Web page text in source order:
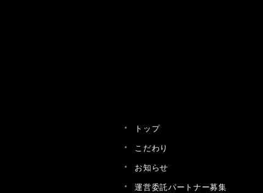
トップ
こだわり
お知らせ
運営委託パートナー募集